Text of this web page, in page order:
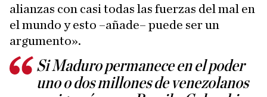
alianzas con casi todas las fuerzas del mal en
el mundo y esto –añade– puede ser un
argumento».
Si Maduro permanece en el poder
uno o dos millones de venezolanos